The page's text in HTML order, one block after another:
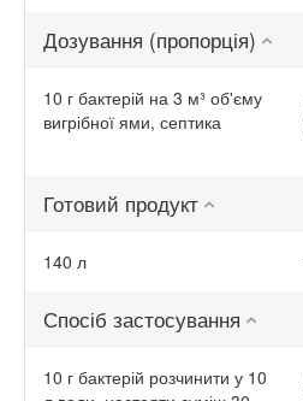
Дозування (пропорція)
10 г бактерій на 3 м³ об'єму
вигрібної ями, септика
Готовий продукт
140 л
Спосіб застосування
10 г бактерій розчинити у 10